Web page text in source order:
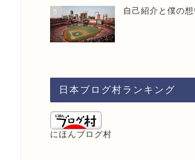
5 自己紹介と僕の想
日本ブログ村ランキング
にほんブログ村